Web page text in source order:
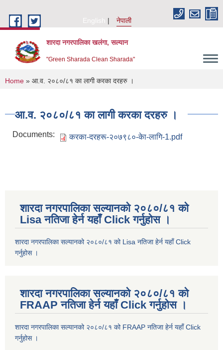
English
नेपाली
शारदा नगरपालिका खलंगा, सल्यान
"Green Sharada Clean Sharada"
You are here
Home » आ.व. २०८०/८१ का लागी करका दरहरु ।
आ.व. २०८०/८१ का लागी करका दरहरु ।
Documents: करका-दरहरू-२०७९८०-केा-लागि-1.pdf
शारदा नगरपालिका सल्यानको २०८०/८१ को
Lisa नतिजा हेर्न यहाँ Click गर्नुहोस ।
शारदा नगरपालिका सल्यानको २०८०/८१ को Lisa नतिजा हेर्न यहाँ Click
गर्नुहोस ।
शारदा नगरपालिका सल्यानको २०८०/८१ को
FRAAP नतिजा हेर्न यहाँ Click गर्नुहोस ।
शारदा नगरपालिका सल्यानको २०८०/८१ को FRAAP नतिजा हेर्न यहाँ Click
गर्नुहोस ।